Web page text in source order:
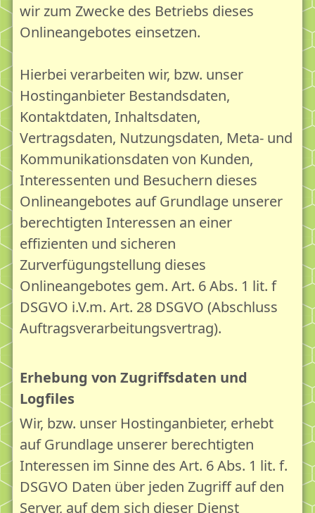
wir zum Zwecke des Betriebs dieses
Onlineangebotes einsetzen.
Hierbei verarbeiten wir, bzw. unser
Hostinganbieter Bestandsdaten,
Kontaktdaten, Inhaltsdaten,
Vertragsdaten, Nutzungsdaten, Meta- und
Kommunikationsdaten von Kunden,
Interessenten und Besuchern dieses
Onlineangebotes auf Grundlage unserer
berechtigten Interessen an einer
effizienten und sicheren
Zurverfügungstellung dieses
Onlineangebotes gem. Art. 6 Abs. 1 lit. f
DSGVO i.V.m. Art. 28 DSGVO (Abschluss
Auftragsverarbeitungsvertrag).
Erhebung von Zugriffsdaten und
Logfiles
Wir, bzw. unser Hostinganbieter, erhebt
auf Grundlage unserer berechtigten
Interessen im Sinne des Art. 6 Abs. 1 lit. f.
DSGVO Daten über jeden Zugriff auf den
Server, auf dem sich dieser Dienst